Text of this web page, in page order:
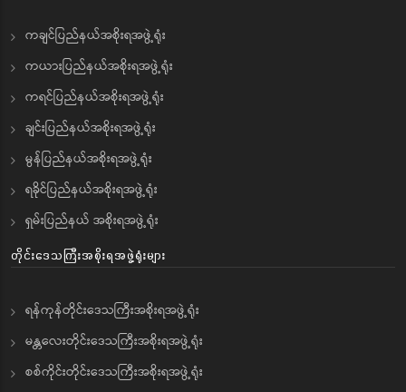
ကချင်ပြည်နယ်အစိုးရအဖွဲ့ရုံး
ကယားပြည်နယ်အစိုးရအဖွဲ့ရုံး
ကရင်ပြည်နယ်အစိုးရအဖွဲ့ရုံး
ချင်းပြည်နယ်အစိုးရအဖွဲ့ရုံး
မွန်ပြည်နယ်အစိုးရအဖွဲ့ရုံး
ရခိုင်ပြည်နယ်အစိုးရအဖွဲ့ရုံး
ရှမ်းပြည်နယ် အစိုးရအဖွဲ့ရုံး
တိုင်းဒေသကြီးအစိုးရအဖွဲ့ရုံးများ
ရန်ကုန်တိုင်းဒေသကြီးအစိုးရအဖွဲ့ရုံး
မန္တလေးတိုင်းဒေသကြီးအစိုးရအဖွဲ့ရုံး
စစ်ကိုင်းတိုင်းဒေသကြီးအစိုးရအဖွဲ့ရုံး